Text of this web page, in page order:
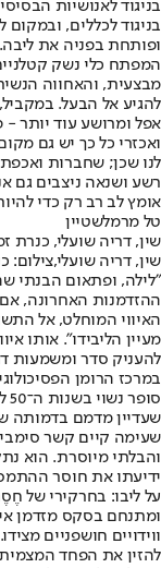
בניגוד לאנושיות
בניגוד לכללים,
ופותחת בפניה את
המפתח כלי נשק
מבצעית, והאחווה
להגיע אל הבעל.
אפל ומרושע עוד יותר -
ואכזרי כל כך יש גם
לנו שכן; שחברות
רשע ושנאה ניצבים גם
אומץ לב רב רק כדי
טל מרמלשטיין
שין, דריה שועלי, כנרת
שין, דריה שועלי,צילום:
"לילה, ופתאום הבנתי
ההזדמנות האחרונה,
האיווי המוחלט, אל
מעיין הליבידו". אותו
להעניק סדר ומשמעות
במרכז הרומן
שעדיין מדמם בדמותה
שעימה קיים קשר
והבלתי מיוסרת. הוא
ידיעתו את חוסר
על ליבו: בחרקירי של
ומתנחם בסקס מזדמן
ווידויים חושפניים
להזין את הפחד